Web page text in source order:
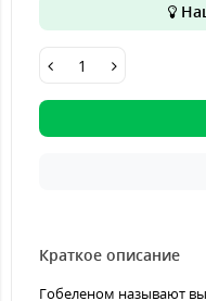
Краткое описание
Гобеленом называют